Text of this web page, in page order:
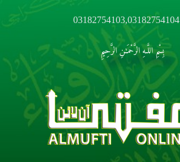
03182754103,03182754104
بِسْمِ اللَّـهِ الرَّحْمَـٰنِ الرَّحِيمِ